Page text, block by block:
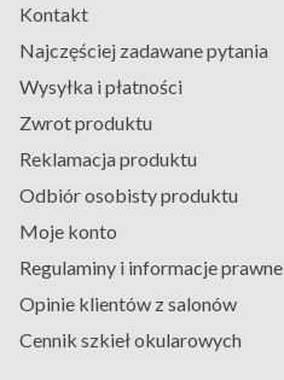
Kontakt
Najczęściej zadawane pytania
Wysyłka i płatności
Zwrot produktu
Reklamacja produktu
Odbiór osobisty produktu
Moje konto
Regulaminy i informacje prawne
Opinie klientów z salonów
Cennik szkieł okularowych